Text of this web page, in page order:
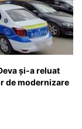
și-a reluat
de modernizare